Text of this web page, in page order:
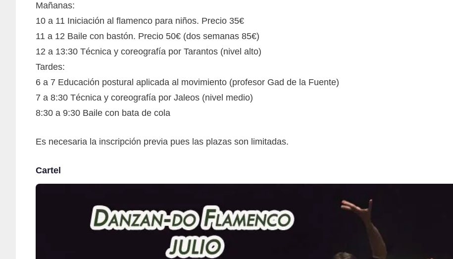
Mañanas:
10 a 11 Iniciación al flamenco para niños. Precio 35€
11 a 12 Baile con bastón. Precio 50€ (dos semanas 85€)
12 a 13:30 Técnica y coreografía por Tarantos (nivel alto)
Tardes:
6 a 7 Educación postural aplicada al movimiento (profesor Gad de la Fuente)
7 a 8:30 Técnica y coreografía por Jaleos (nivel medio)
8:30 a 9:30 Baile con bata de cola
Es necesaria la inscripción previa pues las plazas son limitadas.
Cartel